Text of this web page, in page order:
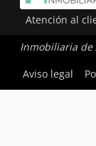
Atención al
Inmobiliaria de
Aviso legal